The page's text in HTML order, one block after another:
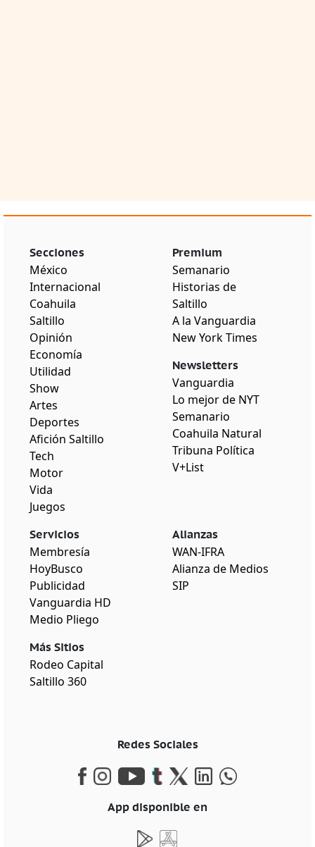
Secciones
México
Internacional
Coahuila
Saltillo
Opinión
Economía
Utilidad
Show
Artes
Deportes
Afición Saltillo
Tech
Motor
Vida
Juegos
Premium
Semanario
Historias de
Saltillo
A la Vanguardia
New York Times
Newsletters
Vanguardia
Lo mejor de NYT
Semanario
Coahuila Natural
Tribuna Política
V+List
Servicios
Membresía
HoyBusco
Publicidad
Vanguardia HD
Medio Pliego
Más Sitios
Rodeo Capital
Saltillo 360
Alianzas
WAN-IFRA
Alianza de Medios
SIP
Redes Sociales
App disponible en